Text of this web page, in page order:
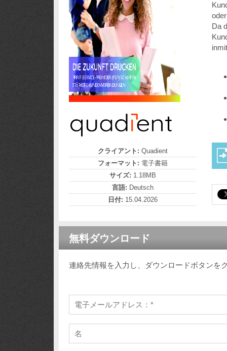
クライアント: Quadient
フォーマット: 電子書籍
サイズ: 1.18MB
言語: Deutsch
日付: 15.04.2026
Da
無料ダウンロード
連絡先情報を入力し、ダウンロードボタンを